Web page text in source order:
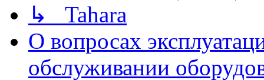
↳ Tahara
О вопросах
обслуживании